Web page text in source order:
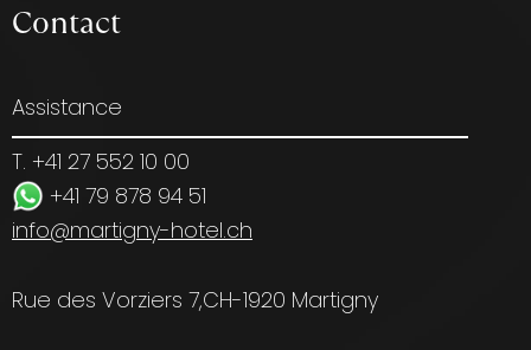
Contact
Assistance
T. +41 27 552 10 00
+41 79 878 94 51
info@martigny-hotel.ch
Rue des Vorziers 7,CH-1920 Martigny